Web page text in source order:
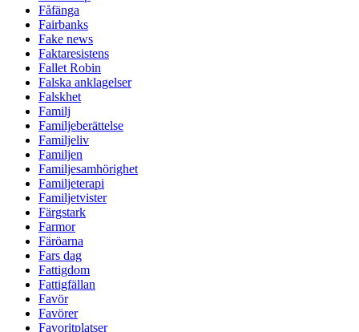
Fåfänga
Fairbanks
Fake news
Faktaresistens
Fallet Robin
Falska anklagelser
Falskhet
Familj
Familjeberättelse
Familjeliv
Familjen
Familjesamhörighet
Familjeterapi
Familjetvister
Färgstark
Farmor
Färöarna
Fars dag
Fattigdom
Fattigfällan
Favör
Favörer
Favoritplatser